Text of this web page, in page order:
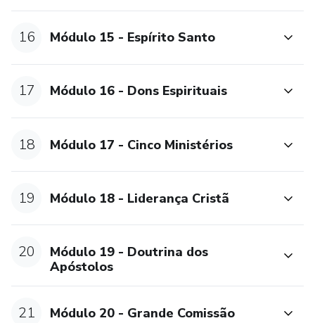
16 Módulo 15 - Espírito Santo
17 Módulo 16 - Dons Espirituais
18 Módulo 17 - Cinco Ministérios
19 Módulo 18 - Liderança Cristã
20
Módulo 19 - Doutrina dos
Apóstolos
21 Módulo 20 - Grande Comissão